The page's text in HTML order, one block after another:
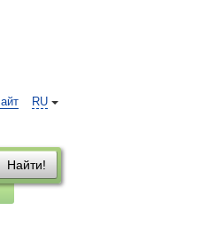
RU
Найти!